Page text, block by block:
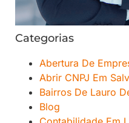
Categorias
Abertura De
Abrir CNPJ Em
Bairros De Lauro
Blog